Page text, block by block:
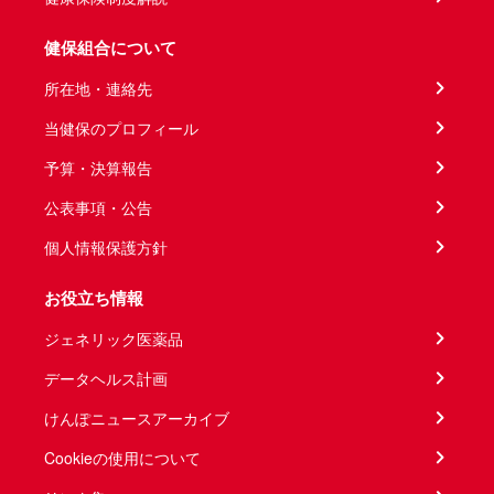
健保組合について
所在地・連絡先
当健保のプロフィール
予算・決算報告
公表事項・公告
個人情報保護方針
お役立ち情報
ジェネリック医薬品
データヘルス計画
けんぽニュースアーカイブ
Cookieの使用について